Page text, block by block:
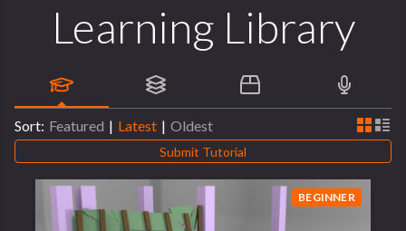
Learning Library
Sort: Featured | Latest | Oldest
Submit Tutorial
BEGINNER